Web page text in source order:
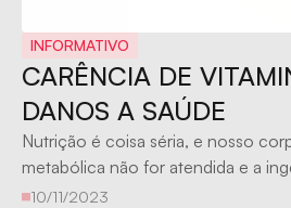
INFORMATIVO
CARÊNCIA DE
DANOS A SAÚDE
Nutrição é coisa séria, e nosso
metabólica não for atendida e a
10/11/2023